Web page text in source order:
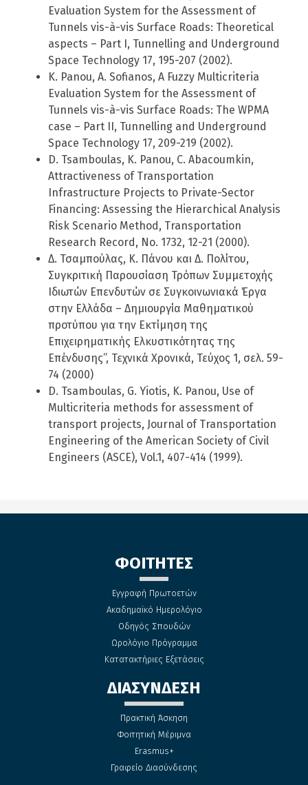
Evaluation System for the Assessment of
Tunnels vis-à-vis Surface Roads: Theoretical
aspects – Part I, Tunnelling and Underground
Space Technology 17, 195-207 (2002).
K. Panou, A. Sofianos, A Fuzzy Multicriteria
Evaluation System for the Assessment of
Tunnels vis-à-vis Surface Roads: The WPMA
case – Part II, Tunnelling and Underground
Space Technology 17, 209-219 (2002).
D. Tsamboulas, K. Panou, C. Abacoumkin,
Attractiveness of Transportation
Infrastructure Projects to Private-Sector
Financing: Assessing the Hierarchical Analysis
Risk Scenario Method, Transportation
Research Record, No. 1732, 12-21 (2000).
Δ. Τσαμπούλας, Κ. Πάνου και Δ. Πολίτου,
Συγκριτική Παρουσίαση Τρόπων Συμμετοχής
Ιδιωτών Επενδυτών σε Συγκοινωνιακά Έργα
στην Ελλάδα – Δημιουργία Μαθηματικού
προτύπου για την Εκτίμηση της
Επιχειρηματικής Ελκυστικότητας της
Επένδυσης”, Τεχνικά Χρονικά, Τεύχος 1, σελ. 59-
74 (2000)
D. Tsamboulas, G. Yiotis, K. Panou, Use of
Multicriteria methods for assessment of
transport projects, Journal of Transportation
Engineering of the American Society of Civil
Engineers (ASCE), Vol.1, 407-414 (1999).
ΦΟΙΤΗΤΕΣ
Εγγραφή Πρωτοετών
Ακαδημαϊκό Ημερολόγιο
Οδηγός Σπουδών
Ωρολόγιο Πρόγραμμα
Κατατακτήριες Εξετάσεις
ΔΙΑΣΥΝΔΕΣΗ
Πρακτική Άσκηση
Φοιτητική Μέριμνα
Erasmus+
Γραφείο Διασύνδεσης